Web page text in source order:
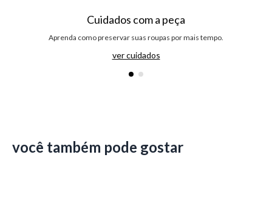
Cuidados com a peça
Aprenda como preservar suas roupas por mais tempo.
ver cuidados
você também pode gostar